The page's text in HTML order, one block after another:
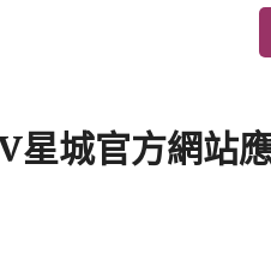
星城官方網站